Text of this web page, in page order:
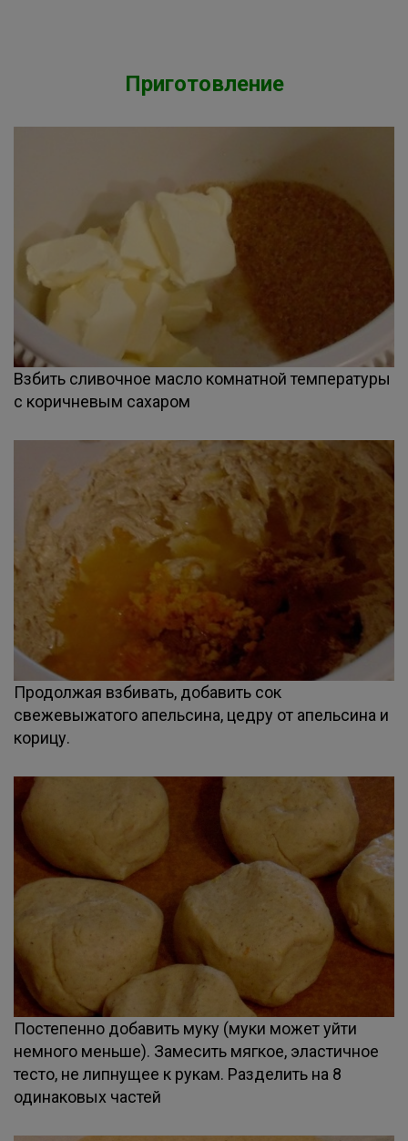
Приготовление
Взбить сливочное масло комнатной температуры
с коричневым сахаром
Продолжая взбивать, добавить сок
свежевыжатого апельсина, цедру от апельсина и
корицу.
Постепенно добавить муку (муки может уйти
немного меньше). Замесить мягкое, эластичное
тесто, не липнущее к рукам. Разделить на 8
одинаковых частей